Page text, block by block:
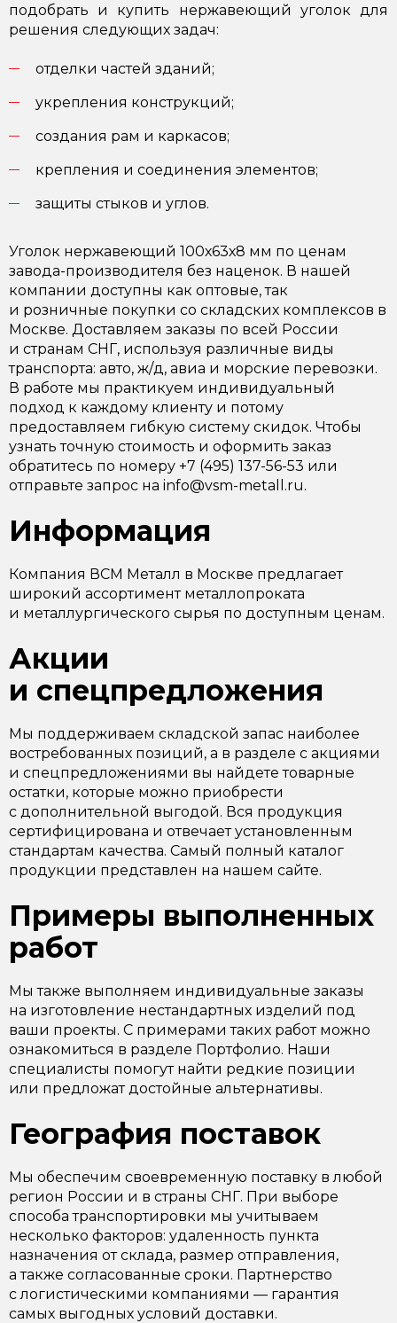
подобрать и купить нержавеющий уголок для
решения следующих задач:
отделки частей зданий;
укрепления конструкций;
создания рам и каркасов;
крепления и соединения элементов;
защиты стыков и углов.
Уголок нержавеющий 100х63х8 мм по ценам
завода-производителя без наценок. В нашей
компании доступны как оптовые, так
и розничные покупки со складских комплексов в
Москве. Доставляем заказы по всей России
и странам СНГ, используя различные виды
транспорта: авто, ж/д, авиа и морские перевозки.
В работе мы практикуем индивидуальный
подход к каждому клиенту и потому
предоставляем гибкую систему скидок. Чтобы
узнать точную стоимость и оформить заказ
обратитесь по номеру +7 (495) 137-56-53 или
отправьте запрос на info@vsm-metall.ru.
Информация
Компания ВСМ Металл в Москве предлагает
широкий ассортимент металлопроката
и металлургического сырья по доступным ценам.
Акции
и спецпредложения
Мы поддерживаем складской запас наиболее
востребованных позиций, а в разделе с акциями
и спецпредложениями вы найдете товарные
остатки, которые можно приобрести
с дополнительной выгодой. Вся продукция
сертифицирована и отвечает установленным
стандартам качества. Самый полный каталог
продукции представлен на нашем сайте.
Примеры выполненных
работ
Мы также выполняем индивидуальные заказы
на изготовление нестандартных изделий под
ваши проекты. С примерами таких работ можно
ознакомиться в разделе Портфолио. Наши
специалисты помогут найти редкие позиции
или предложат достойные альтернативы.
География поставок
Мы обеспечим своевременную поставку в любой
регион России и в страны СНГ. При выборе
способа транспортировки мы учитываем
несколько факторов: удаленность пункта
назначения от склада, размер отправления,
а также согласованные сроки. Партнерство
с логистическими компаниями — гарантия
самых выгодных условий доставки.